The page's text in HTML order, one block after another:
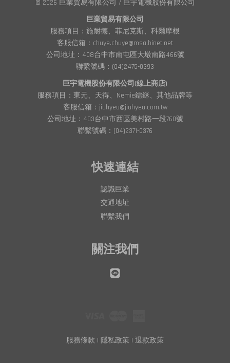
© 2026 巨業貿易有限公司 / 巨宇電機股份有限公司
巨業貿易有限公司
服務項目：施耐德、菲尼克斯、科爾摩根
客服信箱：chuye.chuye@msa.hinet.net
公司地址：408台中市南屯區大墩南路466號
聯繫號碼：(04)2475-0393
巨宇電機股份有限公司(線上商店)
服務項目：東元、天得、Nemie鐳銤、其他品牌等
客服信箱：jiuhyeu@jiuhyeu.com.tw
公司地址：403台中市西區美村路一段760號
聯繫號碼：(04)2371-0376
快速連結
認識巨業
交通地址
聯繫我們
關注我們
服務條款 | 隱私政策 | 退款政策